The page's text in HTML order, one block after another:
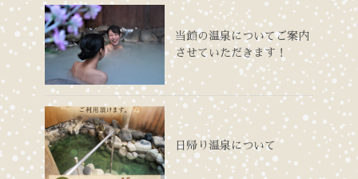
当館の温泉についてご案内
させていただきます！
日帰り温泉について